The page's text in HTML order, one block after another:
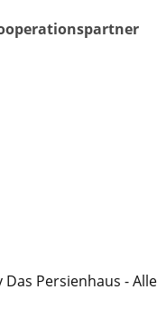
Persienhaus -